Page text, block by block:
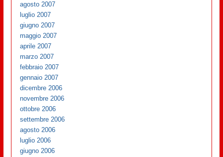
agosto 2007
luglio 2007
giugno 2007
maggio 2007
aprile 2007
marzo 2007
febbraio 2007
gennaio 2007
dicembre 2006
novembre 2006
ottobre 2006
settembre 2006
agosto 2006
luglio 2006
giugno 2006